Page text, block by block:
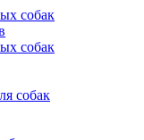
собак
собак
собак